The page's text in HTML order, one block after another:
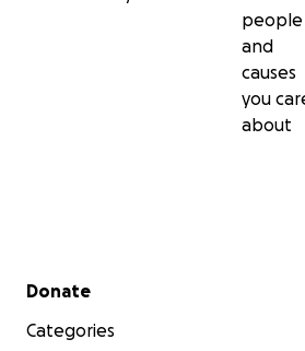
Cada aporte, por pequeño que
nuestro corazón y se que
Y si no puedes donar, una
corazones.
people
and
causes
you
about
Secondary menu
Donate
Categories